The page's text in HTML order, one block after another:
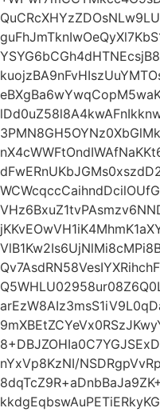
nYxVp8KzNI/